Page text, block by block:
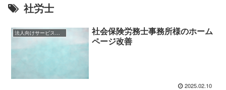
社労士
法人向けサービス業様（BtoB）のご相談事例
社会保険労務士事務所様のホーム
ページ改善
2025.02.10